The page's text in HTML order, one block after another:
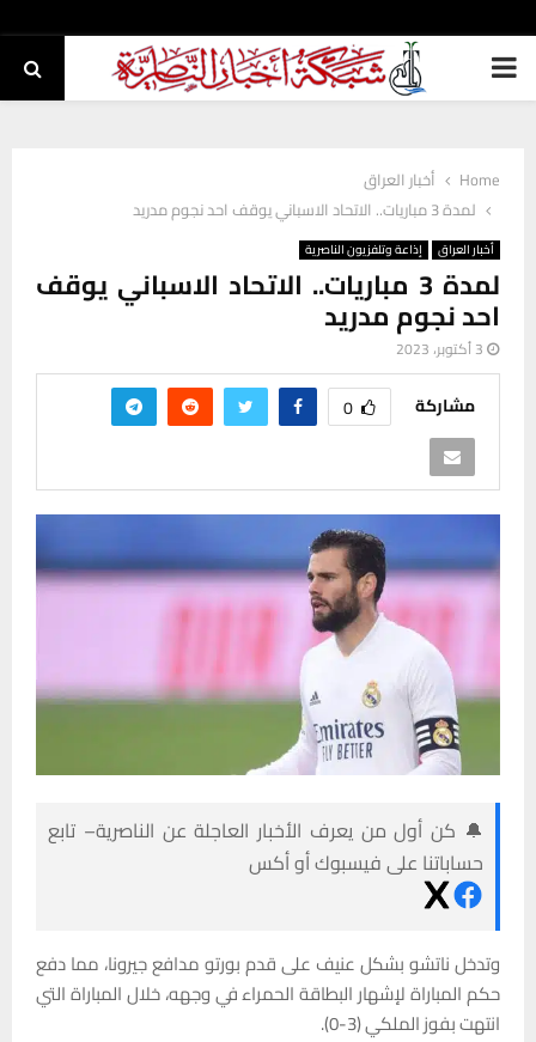
PRIMARY
Home
أخبار العراق
لمدة 3 مباريات.. الاتحاد الاسباني يوقف احد نجوم مدريد
أخبار العراق إذاعة وتلفزيون الناصرية
لمدة 3 مباريات.. الاتحاد الاسباني يوقف
احد نجوم مدريد
3 أكتوبر، 2023
مشاركة 0
🔔 كن أول من يعرف الأخبار العاجلة عن الناصرية– تابع
حساباتنا على فيسبوك أو أكس
وتدخل ناتشو بشكل عنيف على قدم بورتو مدافع جيرونا، مما دفع
حكم المباراة لإشهار البطاقة الحمراء في وجهه، خلال المباراة التي
انتهت بفوز الملكي (3-0).